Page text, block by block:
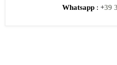
Whatsapp : +39